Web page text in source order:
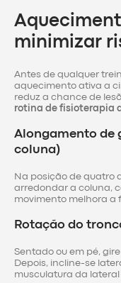
minimizar
Antes de qualquer
aquecimento ativa a
reduz a chance de
rotina de fisioterapia
Alongamento de
coluna)
Na posição de quatro
arredondar a coluna,
movimento melhora a
Rotação do
Sentado ou em pé,
Depois, incline-se
musculatura da lateral